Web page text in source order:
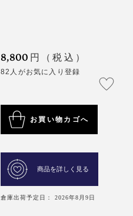
8,800 円（税込）
82人がお気に入り登録
お買い物カゴへ
商品を詳しく見る
倉庫出荷予定日： 2026年8月9日